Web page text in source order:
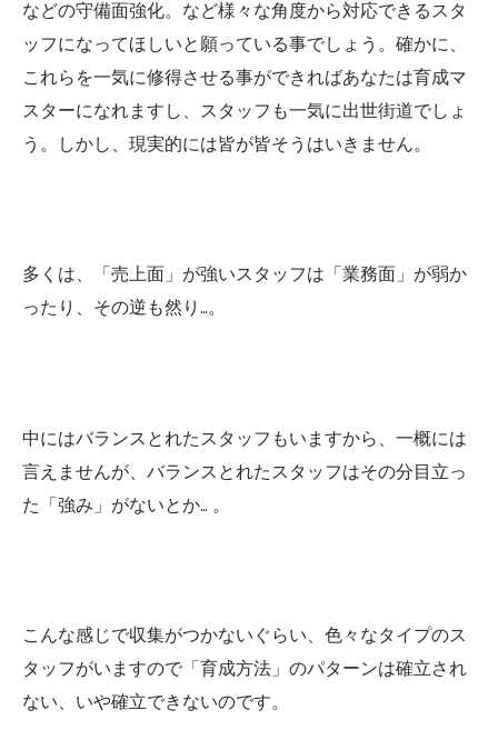
などの守備面強化。など様々な角度から対応できるスタ
ッフになってほしいと願っている事でしょう。確かに、
これらを一気に修得させる事ができればあなたは育成マ
スターになれますし、スタッフも一気に出世街道でしょ
う。しかし、現実的には皆が皆そうはいきません。
多くは、「売上面」が強いスタッフは「業務面」が弱か
ったり、その逆も然り…。
中にはバランスとれたスタッフもいますから、一概には
言えませんが、バランスとれたスタッフはその分目立っ
た「強み」がないとか… 。
こんな感じで収集がつかないぐらい、色々なタイプのス
タッフがいますので「育成方法」のパターンは確立され
ない、いや確立できないのです。